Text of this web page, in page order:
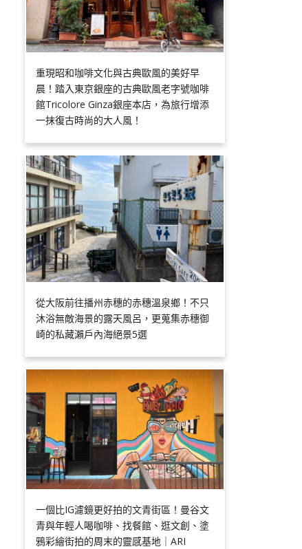
重現昭和咖啡文化與古典歐風的美好早
晨！踏入東京銀座的古典歐風老字號咖啡
館Tricolore Ginza銀座本店，為旅行增添
一抹復古時尚的大人風！
從大阪前往播州赤穗的赤穗溫泉鄉！不只
沐浴無敵海景的露天風呂，更蒐集赤穗御
崎的私藏瀨戶內海絕景5選
一個比IG濾鏡更好拍的文青街區！曼谷文
青與年輕人喝咖啡、找餐館、逛文創、塗
鴉彩繪街拍的周末的靈感基地｜ARI